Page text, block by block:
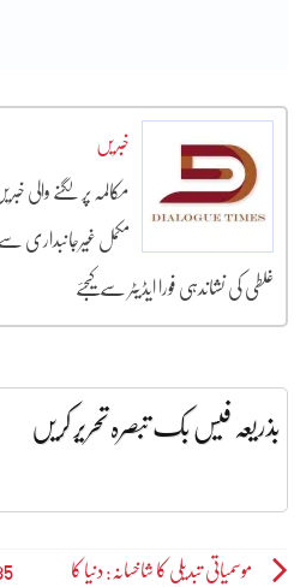
خبریں
مکالمہ پر لگنے والی
مکمل غیرجانبداری
غلطی کی نشاندہی فورا ایڈیٹر سے کیجئے
بذریعہ فیس بک تبصرہ تحریر کریں
Postموسمیاتی تبدیلی کا شاخسانہ: دنیا کا